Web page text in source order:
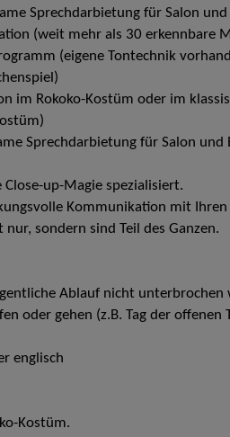
Sprechdarbietung für Salon und
(weit mehr als 30 erkennbare
(eigene Tontechnik
im Rokoko-Kostüm oder im
Sprechdarbietung für Salon und
up-Magie spezialisiert.
Kommunikation mit
nur, sondern sind Teil des Ganzen.
Ablauf nicht unterbrochen
oder gehen (z.B. Tag der offenen
englisch
Kostüm.